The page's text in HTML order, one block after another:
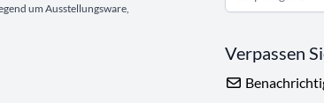
um Ausstellungsware,
Verpassen